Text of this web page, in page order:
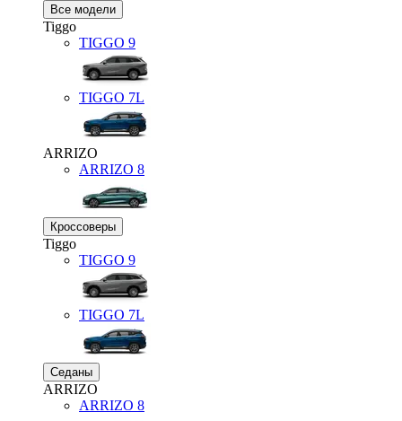
Все модели
Tiggo
TIGGO 9
TIGGO 7L
ARRIZO
ARRIZO 8
Кроссоверы
Tiggo
TIGGO 9
TIGGO 7L
Седаны
ARRIZO
ARRIZO 8